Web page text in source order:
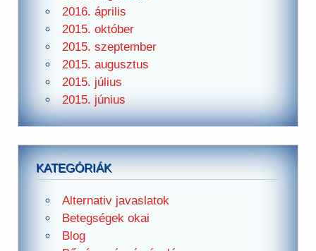
2016. április
2015. október
2015. szeptember
2015. augusztus
2015. július
2015. június
KATEGÓRIÁK
Alternativ javaslatok
Betegségek okai
Blog